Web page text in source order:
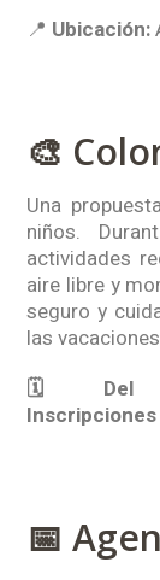
📍 Ubicación:
🎨
Una
niños.
actividades
aire libre y
seguro y
las
🗓 Del
📅